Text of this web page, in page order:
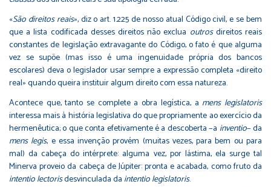
«São direitos reais», diz o art. 1.225 de nosso atual Código civil, e se bem
que a lista codificada desses direitos não exclua outrosdireitos reais
constantes de legislação extravagante do Código, o fato é que alguma
vez se supõe (mas isso é uma ingenuidade própria dos bancos
escolares) deva o legislador usar sempre a expressão completa «direito
real» quando queira instituir algum direito com essa natureza.
Acontece que, tanto se complete a obra legística, a mens legislatoris
interessa mais à história legislativa do que propriamente ao exercício da
hermenêutica; o que conta efetivamente é a descoberta −a inventio− da
mens legis, e essa invenção provém (muitas vezes, para bem ou para
mal) da cabeça do intérprete: alguma vez, por lástima, ela surge tal
Minerva proveio da cabeça de Júpiter: pronta e acabada, como fruto da
intentio lectorisdesvinculada da intentio legislatoris.